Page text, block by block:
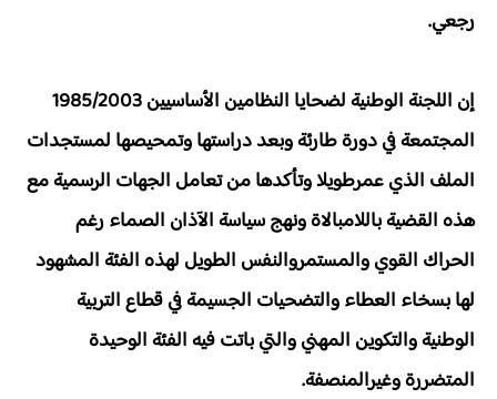
رجعي.
إن اللجنة الوطنية لضحايا النظامين الأساسيين 1985/2003
المجتمعة في دورة طارئة وبعد دراستها وتمحيصها لمستجدات
الملف الذي عمرطويلا وتأكدها من تعامل الجهات الرسمية مع
هذه القضية باللامبالاة ونهج سياسة الآذان الصماء رغم
الحراك القوي والمستمروالنفس الطويل لهذه الفئة المشهود
لها بسخاء العطاء والتضحيات الجسيمة في قطاع التربية
الوطنية والتكوين المهني والتي باتت فيه الفئة الوحيدة
المتضررة وغيرالمنصفة.